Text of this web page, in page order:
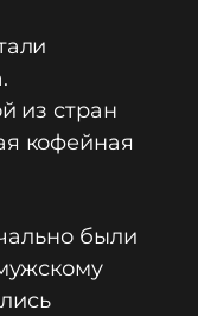
из стран
кофейная
были